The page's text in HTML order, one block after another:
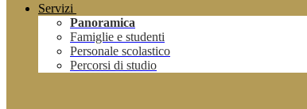
Servizi
Panoramica
Famiglie e studenti
Personale scolastico
Percorsi di studio